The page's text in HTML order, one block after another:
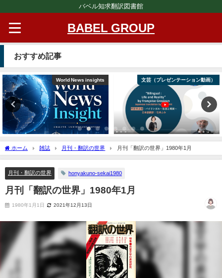
バベル知求翻訳図書館
BABEL GROUP
おすすめ記事
World News insights 文芸（プレゼンテーション動画）
ホーム 雑誌 月刊・翻訳の世界 月刊「翻訳の世界」1980年1月
月刊・翻訳の世界 honyakuno-sekai1980
月刊「翻訳の世界」1980年1月
1980年1月1日 2021年12月13日